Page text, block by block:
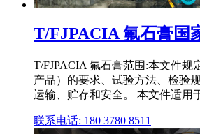
T/FJPACIA 氟石膏国
T/FJPACIA 氟石膏范围:本文件规
产品）的要求、试验方法、检验
运输、贮存和安全。 本文件适用
联系电话: 180 3780 8511